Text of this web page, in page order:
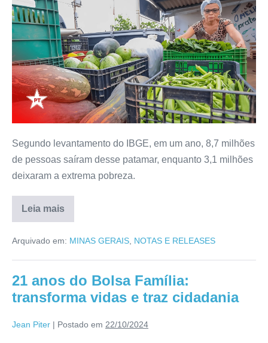
Segundo levantamento do IBGE, em um ano, 8,7 milhões
de pessoas saíram desse patamar, enquanto 3,1 milhões
deixaram a extrema pobreza.
Leia mais
Arquivado em: MINAS GERAIS, NOTAS E RELEASES
21 anos do Bolsa Família:
transforma vidas e traz cidadania
Jean Piter | Postado em 22/10/2024